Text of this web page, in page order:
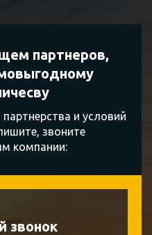
партнеров,
и условий
звоните
компании:
звонок